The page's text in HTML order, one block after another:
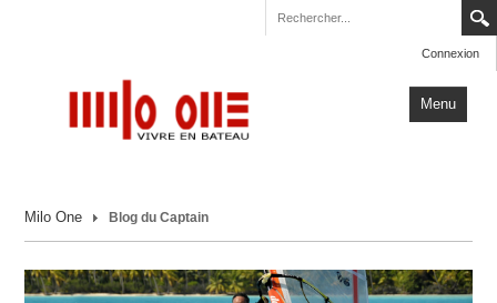
Connexion
Menu
Carnets de Voyage
Milo One Blog du Captain